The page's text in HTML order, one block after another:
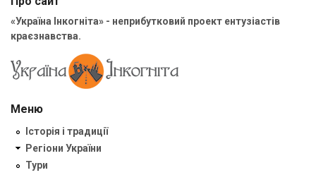
«Україна Інкогніта» - неприбутковий проект ентузіастів
краєзнавства.
Меню
Історія і традиції
Регіони України
Тури